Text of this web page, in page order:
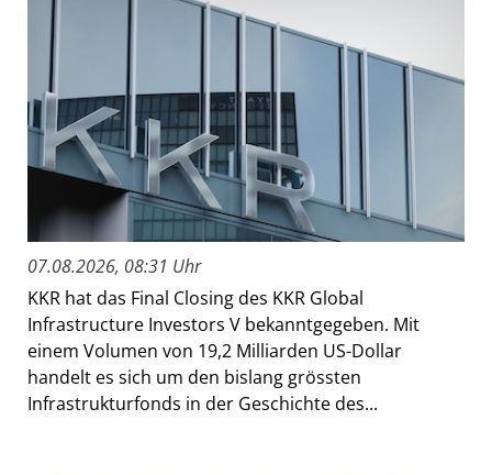
07.08.2026, 08:31 Uhr
KKR hat das Final Closing des KKR Global
Infrastructure Investors V bekanntgegeben. Mit
einem Volumen von 19,2 Milliarden US-Dollar
handelt es sich um den bislang grössten
Infrastrukturfonds in der Geschichte des...